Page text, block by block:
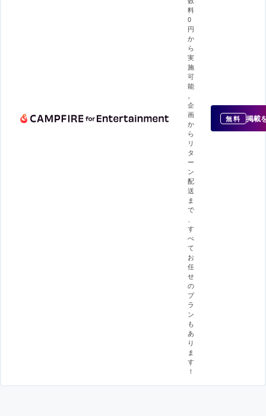
料
0
円
か
ら
実
施
可
能
企
画
か
ら
リ
タ
ー
ン
配
送
ま
で
す
べ
て
お
任
せ
の
プ
ラ
ン
も
あ
り
ま
す
！
無料 掲載